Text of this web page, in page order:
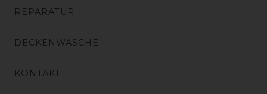
REPARATUR
DECKENWÄSCHE
KONTAKT